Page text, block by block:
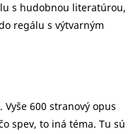
s hudobnou literatúrou,
regálu s výtvarným
600 stranový opus
spev, to iná téma. Tu sú